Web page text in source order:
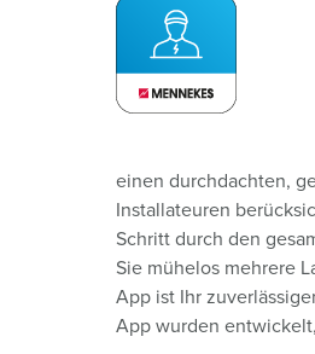
einen durchdachten,
Installateuren
Schritt durch den
Sie mühelos mehrere
App ist Ihr
App wurden